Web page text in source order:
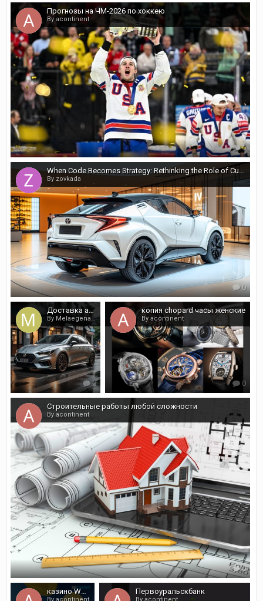
Прогнозы на ЧМ-2026 по хоккею
By acontinent
0
When Code Becomes Strategy: Rethinking the Role of Custom Development
By zovkada
0
Доставка автомобиля из Китая по выгодной стоимости
By Melaegenavy
0
копия chopard часы женские
By acontinent
0
Строительные работы любой сложности
By acontinent
0
казино WBN Fredericton Первоуральскбанк